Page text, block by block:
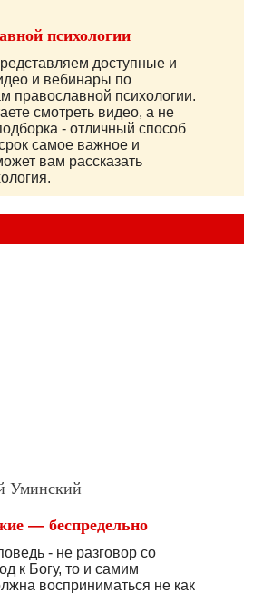
Уминский
— беспредельно
- не разговор со
к Богу, то и самим
восприниматься не как
психологии
доступные и
и вебинары по
православной психологии.
смотреть видео, а не
- отличный способ
самое важное и
вам рассказать